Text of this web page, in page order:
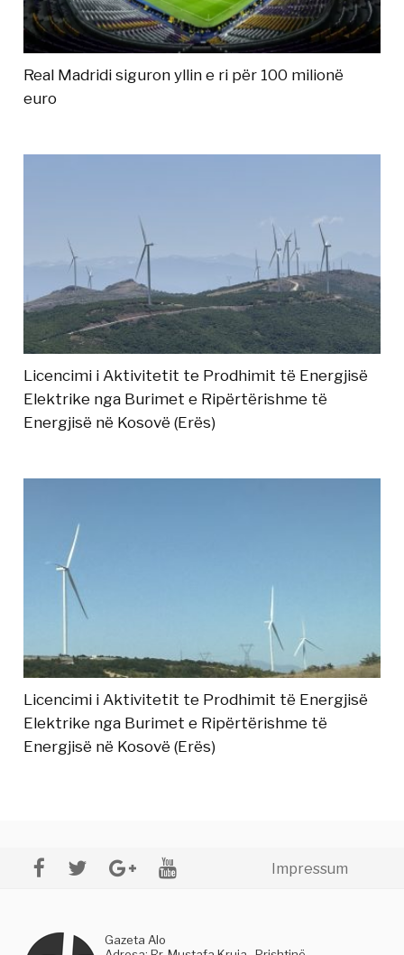
Real Madridi siguron yllin e ri për 100 milionë
euro
Licencimi i Aktivitetit te Prodhimit të Energjisë
Elektrike nga Burimet e Ripërtërishme të
Energjisë në Kosovë (Erës)
Licencimi i Aktivitetit te Prodhimit të Energjisë
Elektrike nga Burimet e Ripërtërishme të
Energjisë në Kosovë (Erës)
Impressum
Gazeta Alo